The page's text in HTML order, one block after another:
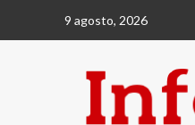
9 agosto, 2026